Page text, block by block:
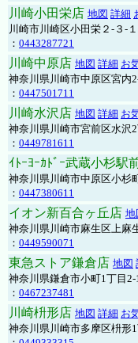
川崎小田栄店 地図 詳細
川崎市川崎区小田栄２‐３
： 0443287721
川崎中原店 地図 詳細 お
神奈川県川崎市中原区宮内
： 0447501711
川崎水沢店 地図 詳細 お
神奈川県川崎市宮前区水沢
： 0449781611
ｲﾄｰﾖｰｶﾄﾞｰ武蔵小杉駅
神奈川県川崎市中原区小杉
： 0447380611
イオン新百合ヶ丘店 地
神奈川県川崎市麻生区上麻
： 0449590071
東急ストア鎌倉店 地図
神奈川県鎌倉市小町1丁目
： 0467237481
川崎枡形店 地図 詳細 お
神奈川県川崎市多摩区枡形